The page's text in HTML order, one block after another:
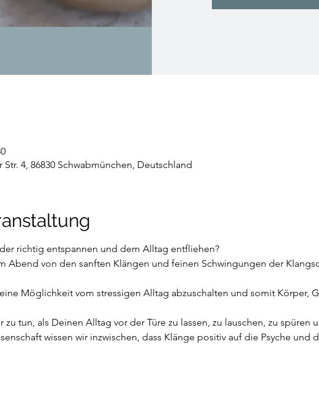
4, 86830 Schwabmünchen, Deutschland
richtig entspannen und dem Alltag entfliehen?
Abend von den sanften Klängen und feinen Schwingungen der
Möglichkeit vom stressigen Alltag abzuschalten und somit Körper,
zu tun, als Deinen Alltag vor der Türe zu lassen, zu lauschen, zu spüren
wissen wir inzwischen, dass Klänge positiv auf die Psyche und